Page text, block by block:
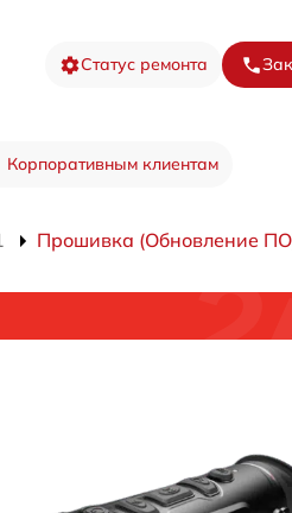
Статус ремонта
Корпоративным клиентам
Прошивка (Обновление